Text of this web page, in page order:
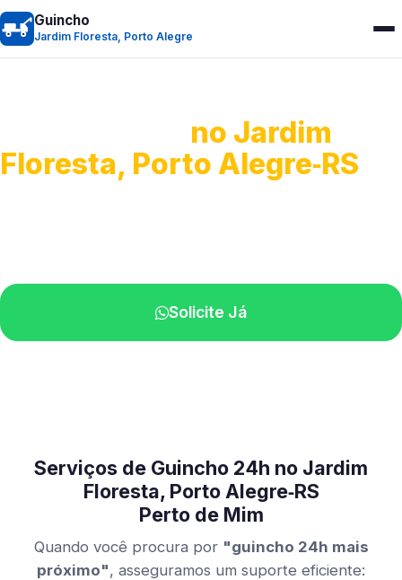
Guincho
Jardim Floresta, Porto Alegre
no Jardim
Floresta, Porto Alegre‑RS
Solicite Já
Serviços de Guincho 24h no Jardim
Floresta, Porto Alegre‑RS
Perto de Mim
Quando você procura por "guincho 24h mais
próximo", asseguramos um suporte eficiente: